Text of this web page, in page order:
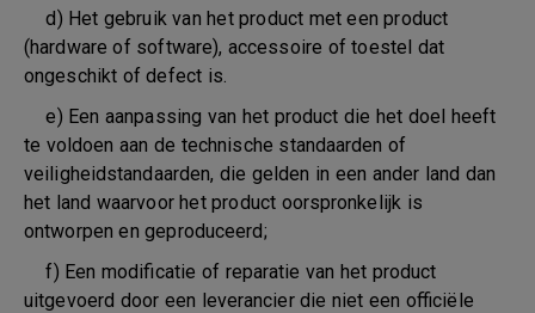
d) Het gebruik van het product met een product
(hardware of software), accessoire of toestel dat
ongeschikt of defect is.
e) Een aanpassing van het product die het doel heeft
te voldoen aan de technische standaarden of
veiligheidstandaarden, die gelden in een ander land dan
het land waarvoor het product oorspronkelijk is
ontworpen en geproduceerd;
f) Een modificatie of reparatie van het product
uitgevoerd door een leverancier die niet een officiële